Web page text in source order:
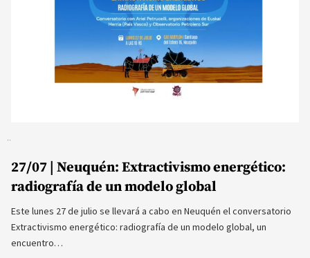
27/07 | Neuquén: Extractivismo energético:
radiografía de un modelo global
Este lunes 27 de julio se llevará a cabo en Neuquén el conversatorio
Extractivismo energético: radiografía de un modelo global, un
encuentro…